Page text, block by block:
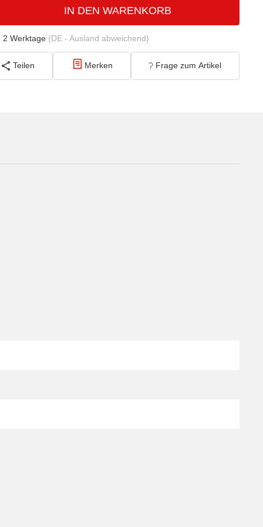
IN DEN WARENKORB
2 Werktage (DE - Ausland abweichend)
Teilen Merken Frage zum Artikel